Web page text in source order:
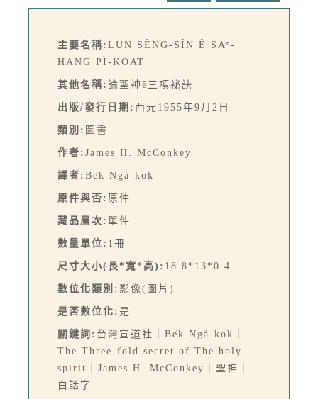
主要名稱: LŪN SÈNG-SÎN Ê SAⁿ-
HĀNG PÌ-KOAT
其他名稱: 論聖神ê三項祕訣
出版/發行日期: 西元1955年9月2日
類別: 圖書
作者: James H. McConkey
譯者: Be̍k Ngá-kok
原件與否: 原件
藏品層次: 單件
數量單位: 1冊
尺寸大小(長*寬*高): 18.8*13*0.4
數位化類別: 影像(圖片)
是否數位化: 是
關鍵詞: 台灣宣道社｜Be̍k Ngá-kok｜
The Three-fold secret of The holy
spirit｜James H. McConkey｜聖神｜
白話字